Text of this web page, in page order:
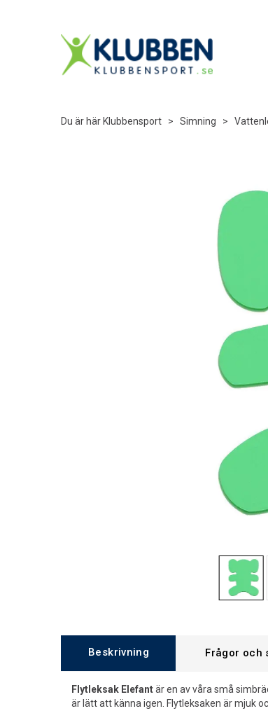
Du är här Klubbensport > Simning >
Beskrivning Frågor och
Flytleksak Elefantär en av våra små
är lätt att känna igen. Flytleksaken är mjuk